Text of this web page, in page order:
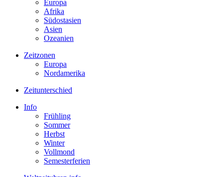
Europa
Afrika
Südostasien
Asien
Ozeanien
Zeitzonen
Europa
Nordamerika
Zeitunterschied
Info
Frühling
Sommer
Herbst
Winter
Vollmond
Semesterferien